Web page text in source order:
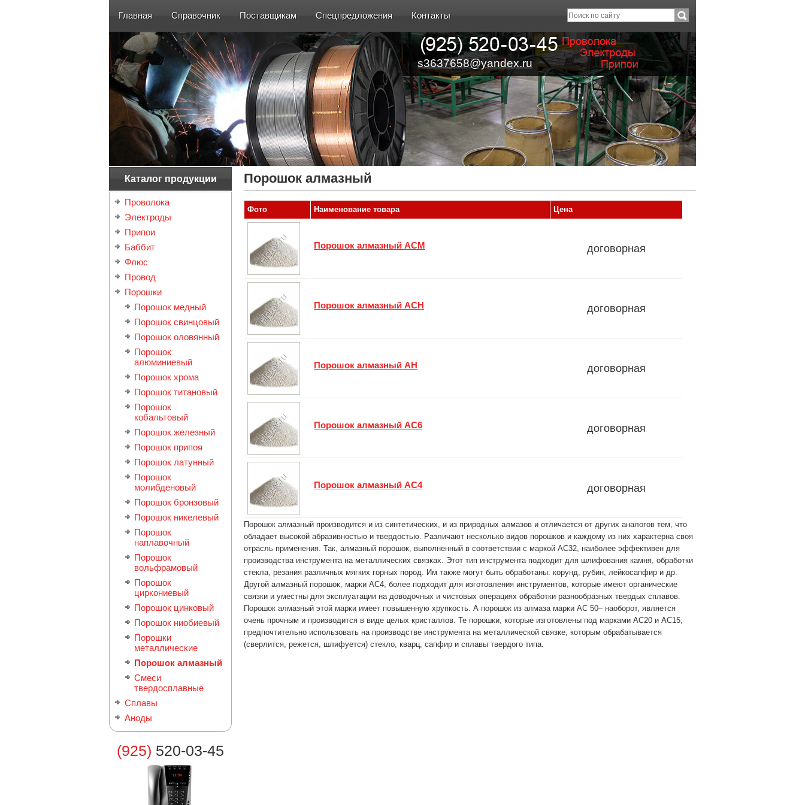
Главная Справочник Поставщикам Спецпредложения Контакты
s3637658@yandex.ru
Каталог продукции
Проволока
Электроды
Припои
Баббит
Флюс
Провод
Порошки
Порошок медный
Порошок свинцовый
Порошок оловянный
Порошок
алюминиевый
Порошок хрома
Порошок титановый
Порошок
кобальтовый
Порошок железный
Порошок припоя
Порошок латунный
Порошок
молибденовый
Порошок бронзовый
Порошок никелевый
Порошок
наплавочный
Порошок
вольфрамовый
Порошок
циркониевый
Порошок цинковый
Порошок ниобиевый
Порошки
металлические
Порошок алмазный
Смеси
твердосплавные
Сплавы
Аноды
(925) 520-03-45
Порошок алмазный
Фото Наименование товара Цена
Порошок алмазный АСМ договорная
Порошок алмазный АСН договорная
Порошок алмазный АН договорная
Порошок алмазный АС6 договорная
Порошок алмазный АС4 договорная
Порошок алмазный производится и из синтетических, и из природных алмазов и отличается от других аналогов тем, что
обладает высокой абразивностью и твердостью. Различают несколько видов порошков и каждому из них характерна своя
отрасль применения. Так, алмазный порошок, выполненный в соответствии с маркой АС32, наиболее эффективен для
производства инструмента на металлических связках. Этот тип инструмента подходит для шлифования камня, обработки
стекла, резания различных мягких горных пород. Им также могут быть обработаны: корунд, рубин, лейкосапфир и др.
Другой алмазный порошок, марки АС4, более подходит для изготовления инструментов, которые имеют органические
связки и уместны для эксплуатации на доводочных и чистовых операциях обработки разнообразных твердых сплавов.
Порошок алмазный этой марки имеет повышенную хрупкость. А порошок из алмаза марки АС 50– наоборот, является
очень прочным и производится в виде целых кристаллов. Те порошки, которые изготовлены под марками АС20 и АС15,
предпочтительно использовать на производстве инструмента на металлической связке, которым обрабатывается
(сверлится, режется, шлифуется) стекло, кварц, сапфир и сплавы твердого типа.